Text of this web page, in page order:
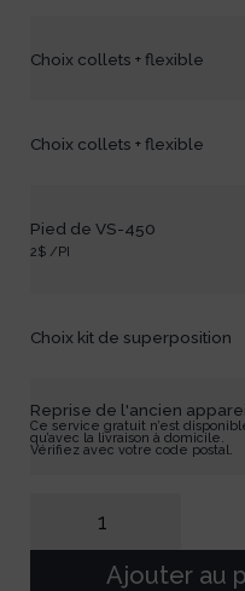
Choix collets + flexible
Choix collets + flexible
Pied de VS-450
2$ /PI
Choix kit de superposition
Reprise de l'ancien
Ce service gratuit n’est
qu’avec la livraison à domicile.
Vérifiez avec votre code postal.
Ajouter au